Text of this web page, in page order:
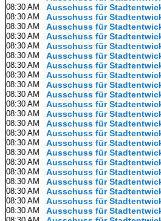
08:30 AM Ausschuss für
08:30 AM Ausschuss für
08:30 AM Ausschuss für
08:30 AM Ausschuss für
08:30 AM Ausschuss für
08:30 AM Ausschuss für
08:30 AM Ausschuss für
08:30 AM Ausschuss für
08:30 AM Ausschuss für
08:30 AM Ausschuss für
08:30 AM Ausschuss für
08:30 AM Ausschuss für
08:30 AM Ausschuss für
08:30 AM Ausschuss für
08:30 AM Ausschuss für
08:30 AM Ausschuss für
08:30 AM Ausschuss für
08:30 AM Ausschuss für
08:30 AM Ausschuss für
08:30 AM Ausschuss für
08:30 AM Ausschuss für
08:30 AM Ausschuss für